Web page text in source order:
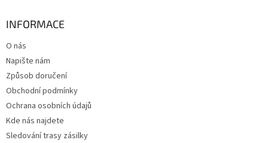
INFORMACE
O nás
Napište nám
Způsob doručení
Obchodní podmínky
Ochrana osobních údajů
Kde nás najdete
Sledování trasy zásilky